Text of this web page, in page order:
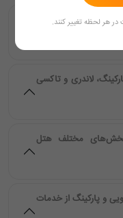
با دوش، سیستم تهویه
لاندری و تاکسی
بخش‌های مختلف هتل
و پارکینگ از خدمات
هر لحظه تغییر کنند.